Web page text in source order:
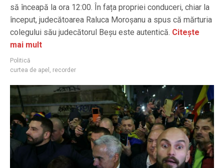
să înceapă la ora 12:00. În fața propriei conduceri, chiar la
început, judecătoarea Raluca Moroșanu a spus că mărturia
colegului său judecătorul Beșu este autentică. Citește
mai mult
Politică
curtea de apel , recorder